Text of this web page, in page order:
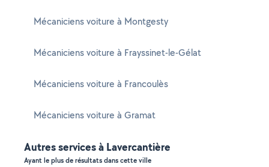
Mécaniciens voiture à Montgesty
Mécaniciens voiture à Frayssinet-le-Gélat
Mécaniciens voiture à Francoulès
Mécaniciens voiture à Gramat
Autres services à Lavercantière
Ayant le plus de résultats dans cette ville